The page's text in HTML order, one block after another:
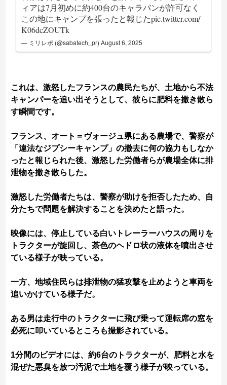
ィアは7月初めに約400台のキャラバンが許可なく
この地にキャンプを張ったと報じたpic.twitter.com/
K06dcZOUTk
— ミリレポ (@sabatech_pr)August 6, 2025
これは、激怒したフランスの農民たちが、土地から不法
キャンパーを追い出そうとして、彼らに肥料を撒き散ら
す瞬間です。
フランス、オート＝ヴォージュ県にある農場で、警察が
「違法なジプシーキャンプ」の撤去に何の協力もしなか
ったと報じられた後、激怒した労働者らが農場全体に排
泄物を撒き散らした。
激怒した労働者たちは、警察が助けを拒否したため、自
分たちで問題を解決することを決めたと語った。
映像には、停止している白いトレーラーハウスの周りを
トラクターが旋回し、茶色のヘドロ状の液体を噴出させ
ている様子が映っている。
一方、地域住民らは排泄物の猛攻撃を止めようと車両を
追いかけている様子だ。
ある男は走行中のトラクターに飛び乗って運転席の窓を
必死に叩いているところも撮影されている。
1分間のビデオには、約6台のトラクターが、肥料と水を
混ぜた悪臭を放つ汚泥で土地を覆う様子が映っている。